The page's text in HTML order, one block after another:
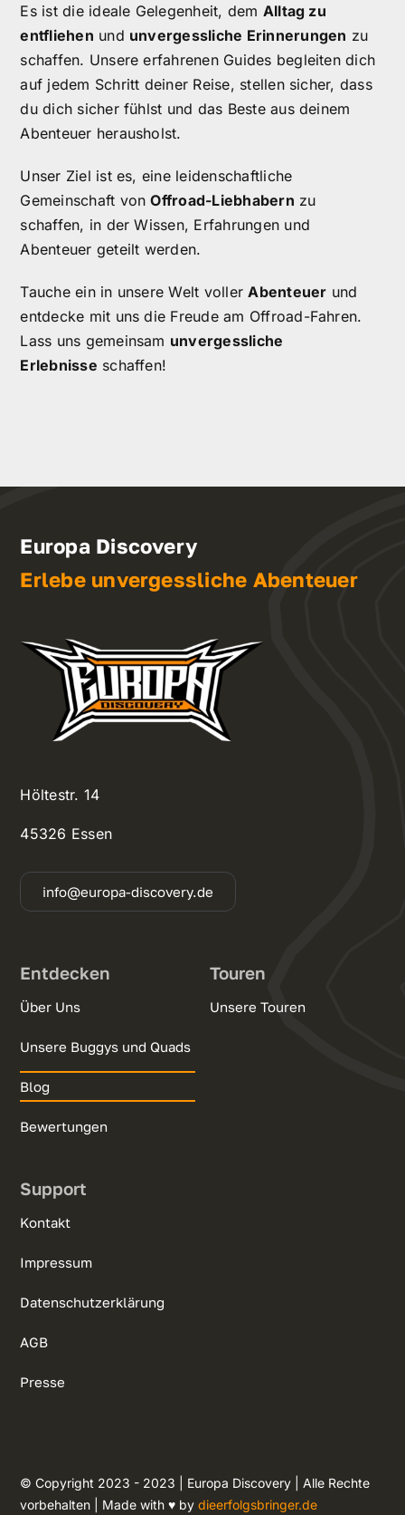
Es ist die ideale Gelegenheit, dem Alltag zu
entfliehen und unvergessliche Erinnerungen zu
schaffen. Unsere erfahrenen Guides begleiten dich
auf jedem Schritt deiner Reise, stellen sicher, dass
du dich sicher fühlst und das Beste aus deinem
Abenteuer herausholst.
Unser Ziel ist es, eine leidenschaftliche
Gemeinschaft vonOffroad-Liebhabern zu
schaffen, in der Wissen, Erfahrungen und
Abenteuer geteilt werden.
Tauche ein in unsere Welt vollerAbenteuer und
entdecke mit uns die Freude am Offroad-Fahren.
Lass uns gemeinsam unvergessliche
Erlebnisse schaffen!
Europa Discovery
Erlebe unvergessliche Abenteuer
Höltestr. 14
45326 Essen
info@europa-discovery.de
Entdecken
Über Uns
Unsere Buggys und Quads
Blog
Bewertungen
Touren
Unsere Touren
Support
Kontakt
Impressum
Datenschutzerklärung
AGB
Presse
© Copyright 2023 - 2023 | Europa Discovery | Alle Rechte
vorbehalten | Made with ♥ bydieerfolgsbringer.de